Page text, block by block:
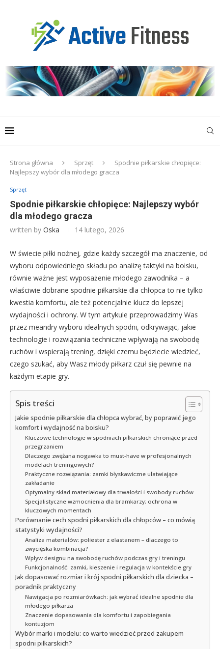
Strona główna Sprzęt
Spodnie piłkarskie chłopięce:
Najlepszy wybór dla młodego gracza
Sprzęt
Spodnie piłkarskie chłopięce: Najlepszy wybór
dla młodego gracza
written by Oska 14 lutego, 2026
W świecie piłki nożnej, gdzie każdy szczegół ma znaczenie, od
wyboru odpowiedniego składu po analizę taktyki na boisku,
równie ważne jest wyposażenie młodego zawodnika – a
właściwie dobrane spodnie piłkarskie dla chłopca to nie tylko
kwestia komfortu, ale też potencjalnie klucz do lepszej
wydajności i ochrony. W tym artykule przeprowadzimy Was
przez meandry wyboru idealnych spodni, odkrywając, jakie
technologie i rozwiązania techniczne wpływają na swobodę
ruchów i wspierają trening, dzięki czemu będziecie wiedzieć,
czego szukać, aby Wasz młody piłkarz czuł się pewnie na
każdym etapie gry.
Spis treści
Jakie spodnie piłkarskie dla chłopca wybrać, by poprawić jego
komfort i wydajność na boisku?
Kluczowe technologie w spodniach piłkarskich chroniące przed
przegrzaniem
Dlaczego zwężana nogawka to must-have w profesjonalnych
modelach treningowych?
Praktyczne rozwiązania: zamki błyskawiczne ułatwiające
zakładanie
Optymalny skład materiałowy dla trwałości i swobody ruchów
Specjalistyczne wzmocnienia dla bramkarzy: ochrona w
kluczowych momentach
Porównanie cech spodni piłkarskich dla chłopców – co mówią
statystyki wydajności?
Analiza materiałów: poliester z elastanem – dlaczego to
zwycięska kombinacja?
Wpływ designu na swobodę ruchów podczas gry i treningu
Funkcjonalność: zamki, kieszenie i regulacja w kontekście gry
Jak dopasować rozmiar i krój spodni piłkarskich dla dziecka –
poradnik praktyczny
Nawigacja po rozmiarówkach: jak wybrać idealne spodnie dla
młodego piłkarza
Znaczenie dopasowania dla komfortu i zapobiegania
kontuzjom
Wybór marki i modelu: co warto wiedzieć przed zakupem
spodni piłkarskich?